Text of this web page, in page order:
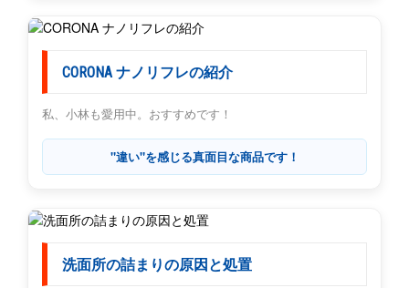
CORONA ナノリフレの紹介
私、小林も愛用中。おすすめです！
"違い"を感じる真面目な商品です！
洗面所の詰まりの原因と処置